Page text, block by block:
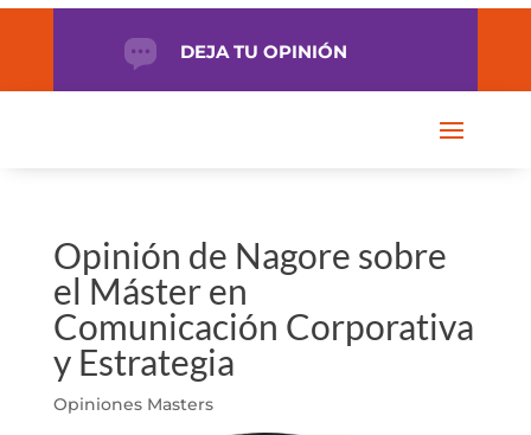
DEJA TU OPINIÓN
Opinión de Nagore sobre
el Máster en
Comunicación Corporativa
y Estrategia
Opiniones Masters